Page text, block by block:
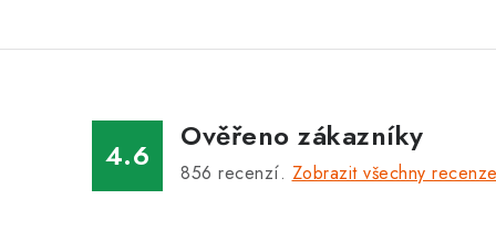
á
a
c
í
4.6
Ověřeno zákazníky
856 recenzí. Zobrazit všechny recenze